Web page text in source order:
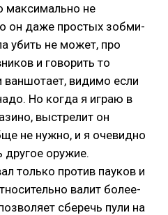
максимально не
он даже простых зобми-
убить не может, про
и говорить то
ваншотает, видимо если
Но когда я играю в
выстрелит он
не нужно, и я очевидно
другое оружие.
только против пауков и
валит более-
сберечь пули на